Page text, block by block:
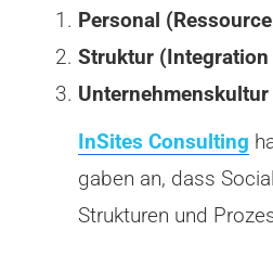
Personal
Struktur
InSites Consulting
gaben an, dass
Strukturen und